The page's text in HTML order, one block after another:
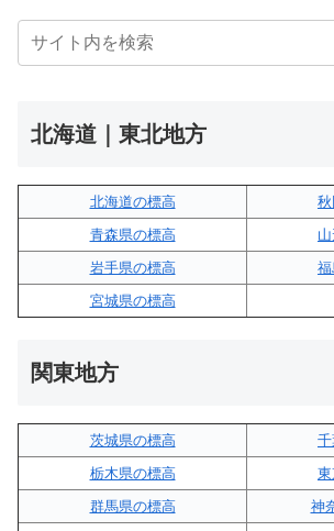
北海道｜東北地方
北海道の標高
青森県の標高
岩手県の標高
宮城県の標高
関東地方
茨城県の標高
栃木県の標高
群馬県の標高
神